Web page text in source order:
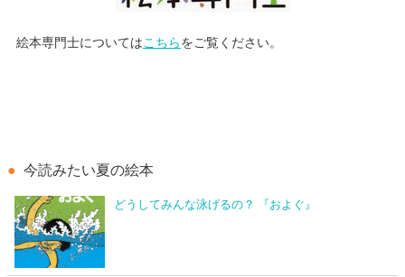
絵本専門士については こちら をご覧ください。
今読みたい夏の絵本
どうしてみんな泳げるの？ 『およぐ』